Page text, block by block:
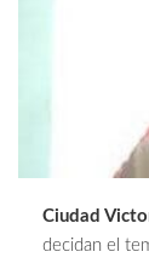
Ciudad
decidan el